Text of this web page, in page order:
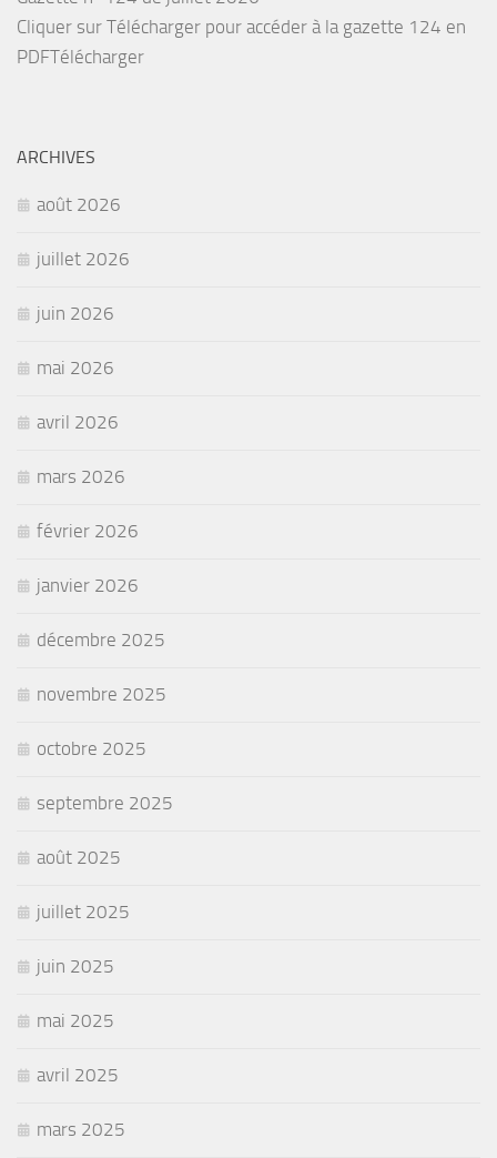
Cliquer sur Télécharger pour accéder à la gazette 124 en
PDFTélécharger
ARCHIVES
août 2026
juillet 2026
juin 2026
mai 2026
avril 2026
mars 2026
février 2026
janvier 2026
décembre 2025
novembre 2025
octobre 2025
septembre 2025
août 2025
juillet 2025
juin 2025
mai 2025
avril 2025
mars 2025